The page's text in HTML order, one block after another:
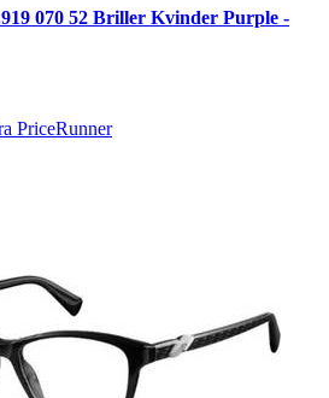
070 52 Briller Kvinder Purple -
PriceRunner